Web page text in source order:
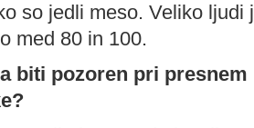
so jedli meso. Veliko ljudi
med 80 in 100.
biti pozoren pri